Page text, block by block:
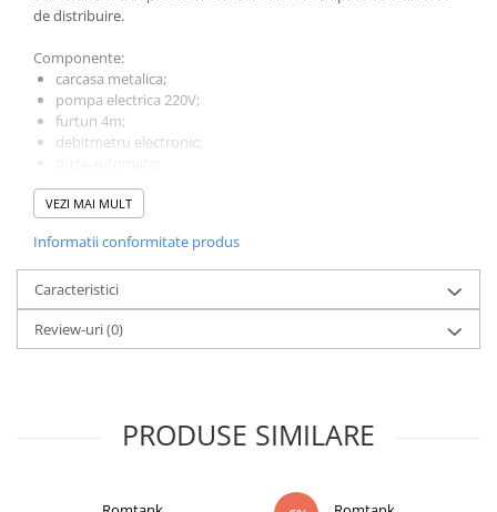
de distribuire.
Componente:
carcasa metalica;
pompa electrica 220V;
furtun 4m;
debitmetru electronic;
suport pistol cu comutator automat pentru pornirea si
oprirea pompei.
Specificatii:
debit: 70 l/min;
acuratete: ±0.5 %.
VEZI MAI MULT
Informatii conformitate produs
Caracteristici
Review-uri(0)
PRODUSE SIMILARE